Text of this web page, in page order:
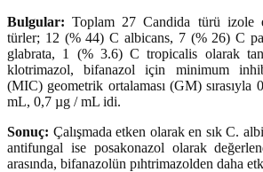
Bulgular: Toplam 27 Candida türü izole
türler; 12 (% 44) C albicans, 7 (% 26) C
glabrata, 1 (% 3.6) C tropicalis olarak
klotrimazol, bifanazol için minimum
(MIC) geometrik ortalaması (GM)
mL, 0,7 µg / mL idi.
Sonuç: Çalışmada etken olarak en sık C.
antifungal ise posakonazol olarak
arasında, bifanazolün pıhtrimazolden daha